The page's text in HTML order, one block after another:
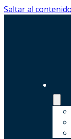
Saltar al